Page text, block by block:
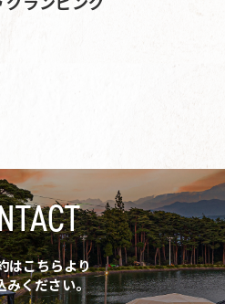
はこちらより
みください。